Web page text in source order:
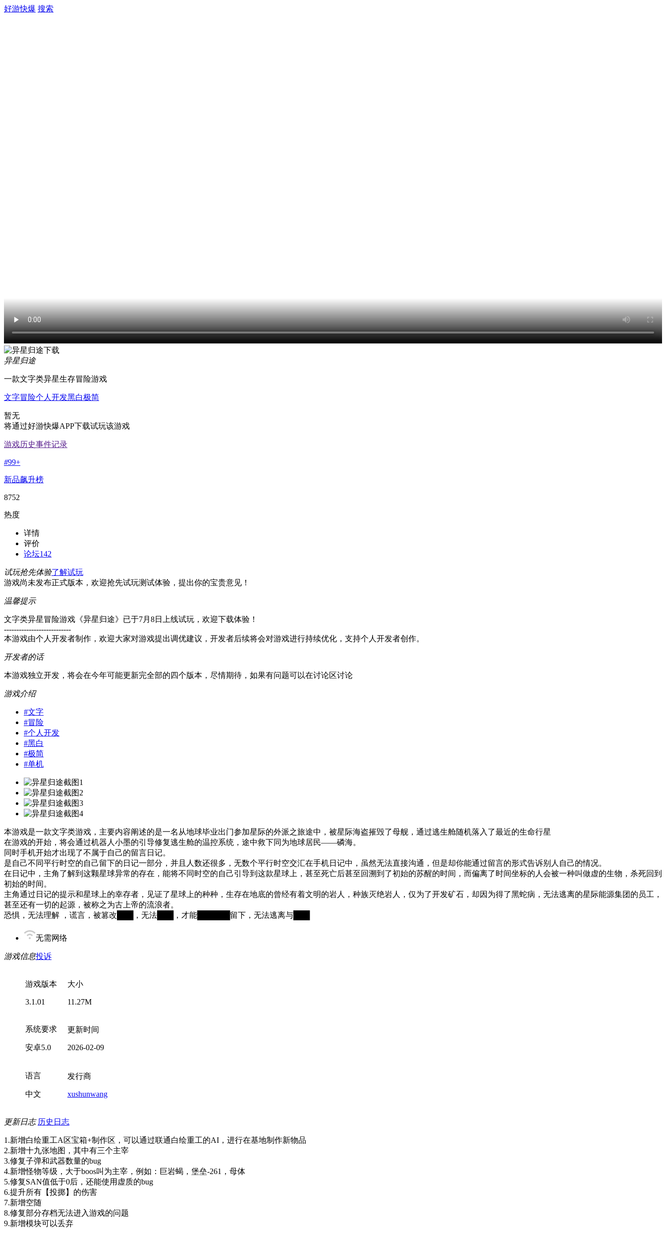
好游快爆 搜索
异星归途
一款文字类异星生存冒险游戏
文字冒险个人开发黑白极简
暂无
将通过好游快爆APP下载试玩该游戏
游戏历史事件记录
#99+
新品飙升榜
8752
热度
详情
评价
论坛142
试玩抢先体验了解试玩
游戏尚未发布正式版本，欢迎抢先试玩测试体验，提出你的宝贵意见！
温馨提示
文字类异星冒险游戏《异星归途》已于7月8日上线试玩，欢迎下载体验！
---------------------------
本游戏由个人开发者制作，欢迎大家对游戏提出调优建议，开发者后续将会对游戏进行持续优化，支持个人开发者创作。
开发者的话
本游戏独立开发，将会在今年可能更新完全部的四个版本，尽情期待，如果有问题可以在讨论区讨论
游戏介绍
#文字
#冒险
#个人开发
#黑白
#极简
#单机
本游戏是一款文字类游戏，主要内容阐述的是一名从地球毕业出门参加星际的外派之旅途中，被星际海盗摧毁了母舰，通过逃生舱随机落入了最近的生命行星
在游戏的开始，将会通过机器人小墨的引导修复逃生舱的温控系统，途中救下同为地球居民——磷海。
同时手机开始才出现了不属于自己的留言日记。
是自己不同平行时空的自己留下的日记一部分，并且人数还很多，无数个平行时空交汇在手机日记中，虽然无法直接沟通，但是却你能通过留言的形式告诉别人自己的情况。
在日记中，主角了解到这颗星球异常的存在，能将不同时空的自己引导到这款星球上，甚至死亡后甚至回溯到了初始的苏醒的时间，而偏离了时间坐标的人会被一种叫做虚的生物，杀死回到
初始的时间。
主角通过日记的提示和星球上的幸存者，见证了星球上的种种，生存在地底的曾经有着文明的岩人，种族灭绝岩人，仅为了开发矿石，却因为得了黑蛇病，无法逃离的星际能源集团的员工，
甚至还有一切的起源，被称之为古上帝的流浪者。
恐惧，无法理解 ，谎言，被篡改███，无法███，才能██████留下，无法逃离与███
无需网络
游戏信息投诉
游戏版本
3.1.01
大小
11.27M
系统要求
安卓5.0
更新时间
2026-02-09
语言
中文
发行商
xushunwang
更新日志 历史日志
1.新增白绘重工A区宝箱+制作区，可以通过联通白绘重工的AI，进行在基地制作新物品
2.新增十九张地图，其中有三个主宰
3.修复子弹和武器数量的bug
4.新增怪物等级，大于boos叫为主宰，例如：巨岩蝎，堡垒-261，母体
5.修复SAN值低于0后，还能使用虚质的bug
6.提升所有【投掷】的伤害
7.新增空随
8.修复部分存档无法进入游戏的问题
9.新增模块可以丢弃